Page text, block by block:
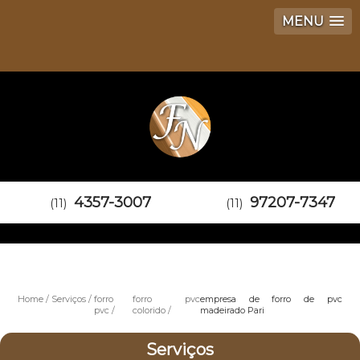
MENU
(11) 4357-3007 (11) 97207-7347
Home Serviços
forro
pvc
forro pvc
colorido
empresa de forro de pvc
madeirado Pari
Serviços